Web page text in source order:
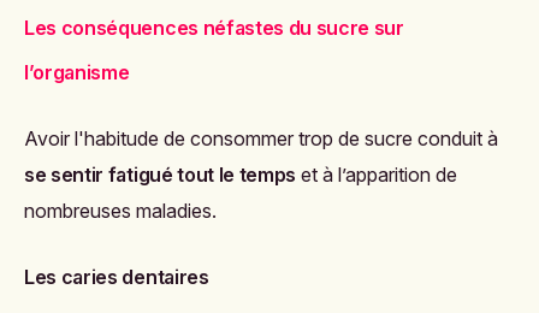
Les conséquences néfastes du sucre sur
l’organisme
Avoir l'habitude de consommer trop de sucre conduit à
se sentir fatigué tout le temps et à l’apparition de
nombreuses maladies.
Les caries dentaires